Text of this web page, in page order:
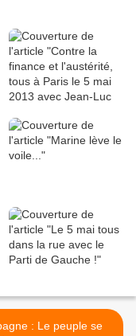
: Le peuple se